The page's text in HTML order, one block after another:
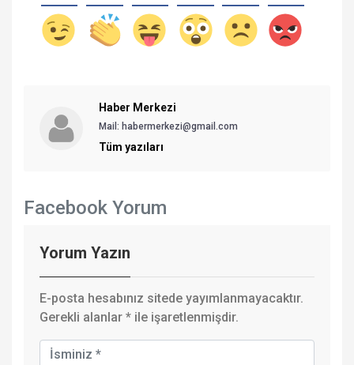
Haber Merkezi
Mail: habermerkezi@gmail.com
Tüm yazıları
Facebook Yorum
Yorum Yazın
E-posta hesabınız sitede yayımlanmayacaktır.
Gerekli alanlar * ile işaretlenmişdir.